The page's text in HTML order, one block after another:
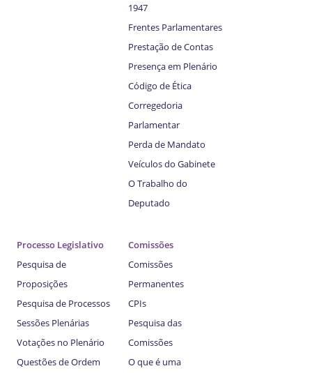
1947
Frentes Parlamentares
Prestação de Contas
Presença em Plenário
Código de Ética
Corregedoria
Parlamentar
Perda de Mandato
Veículos do Gabinete
O Trabalho do
Deputado
Processo Legislativo
Pesquisa de
Proposições
Pesquisa de Processos
Sessões Plenárias
Votações no Plenário
Questões de Ordem
Comissões
Comissões
Permanentes
CPIs
Pesquisa das
Comissões
O que é uma